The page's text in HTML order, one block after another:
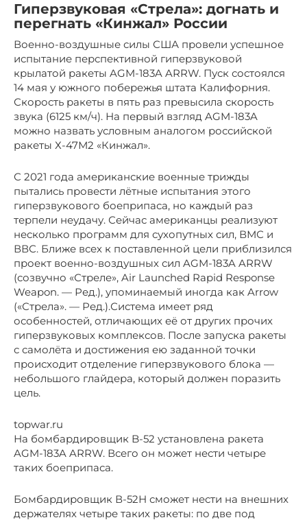
Гиперзвуковая «Стрела»: догнать и
перегнать «Кинжал» России
Военно-воздушные силы США провели успешное
испытание перспективной гиперзвуковой
крылатой ракеты AGM-183A ARRW. Пуск состоялся
14 мая у южного побережья штата Калифорния.
Скорость ракеты в пять раз превысила скорость
звука (6125 км/ч). На первый взгляд AGM-183A
можно назвать условным аналогом российской
ракеты Х-47М2 «Кинжал».
С 2021 года американские военные трижды
пытались провести лётные испытания этого
гиперзвукового боеприпаса, но каждый раз
терпели неудачу. Сейчас американцы реализуют
несколько программ для сухопутных сил, ВМС и
ВВС. Ближе всех к поставленной цели приблизился
проект военно-воздушных сил AGM-183A ARRW
(созвучно «Стреле», Air Launched Rapid Response
Weapon. — Ред.), упоминаемый иногда как Arrow
(«Стрела». — Ред.).Система имеет ряд
особенностей, отличающих её от других прочих
гиперзвуковых комплексов. После запуска ракеты
с самолёта и достижения ею заданной точки
происходит отделение гиперзвукового блока —
небольшого глайдера, который должен поразить
цель.
topwar.ru
На бомбардировщик B-52 установлена ракета
AGM-183A ARRW. Всего он может нести четыре
таких боеприпаса.
Бомбардировщик В-52Н сможет нести на внешних
держателях четыре таких ракеты: по две под